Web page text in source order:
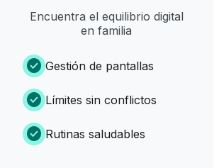
Encuentra el equilibrio digital
en familia
check_circle Gestión de pantallas
check_circle Límites sin conflictos
check_circle Rutinas saludables